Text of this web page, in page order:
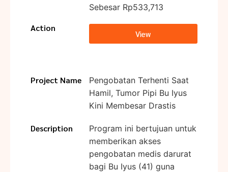
Sebesar Rp533,713
Action
View
Project Name
Pengobatan Terhenti Saat
Hamil, Tumor Pipi Bu Iyus
Kini Membesar Drastis
Description
Program ini bertujuan untuk
memberikan akses
pengobatan medis darurat
bagi Bu Iyus (41) guna